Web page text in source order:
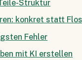
Struktur
konkret statt
Fehler
mit KI erstellen